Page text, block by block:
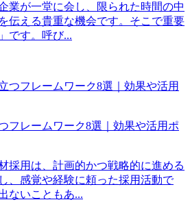
業が一堂に会し、限られた時間の中
伝える貴重な機会です。そこで重要
です。呼び...
フレームワーク8選｜効果や活用ポ
採用は、計画的かつ戦略的に進める
、感覚や経験に頼った採用活動で
ないこともあ...